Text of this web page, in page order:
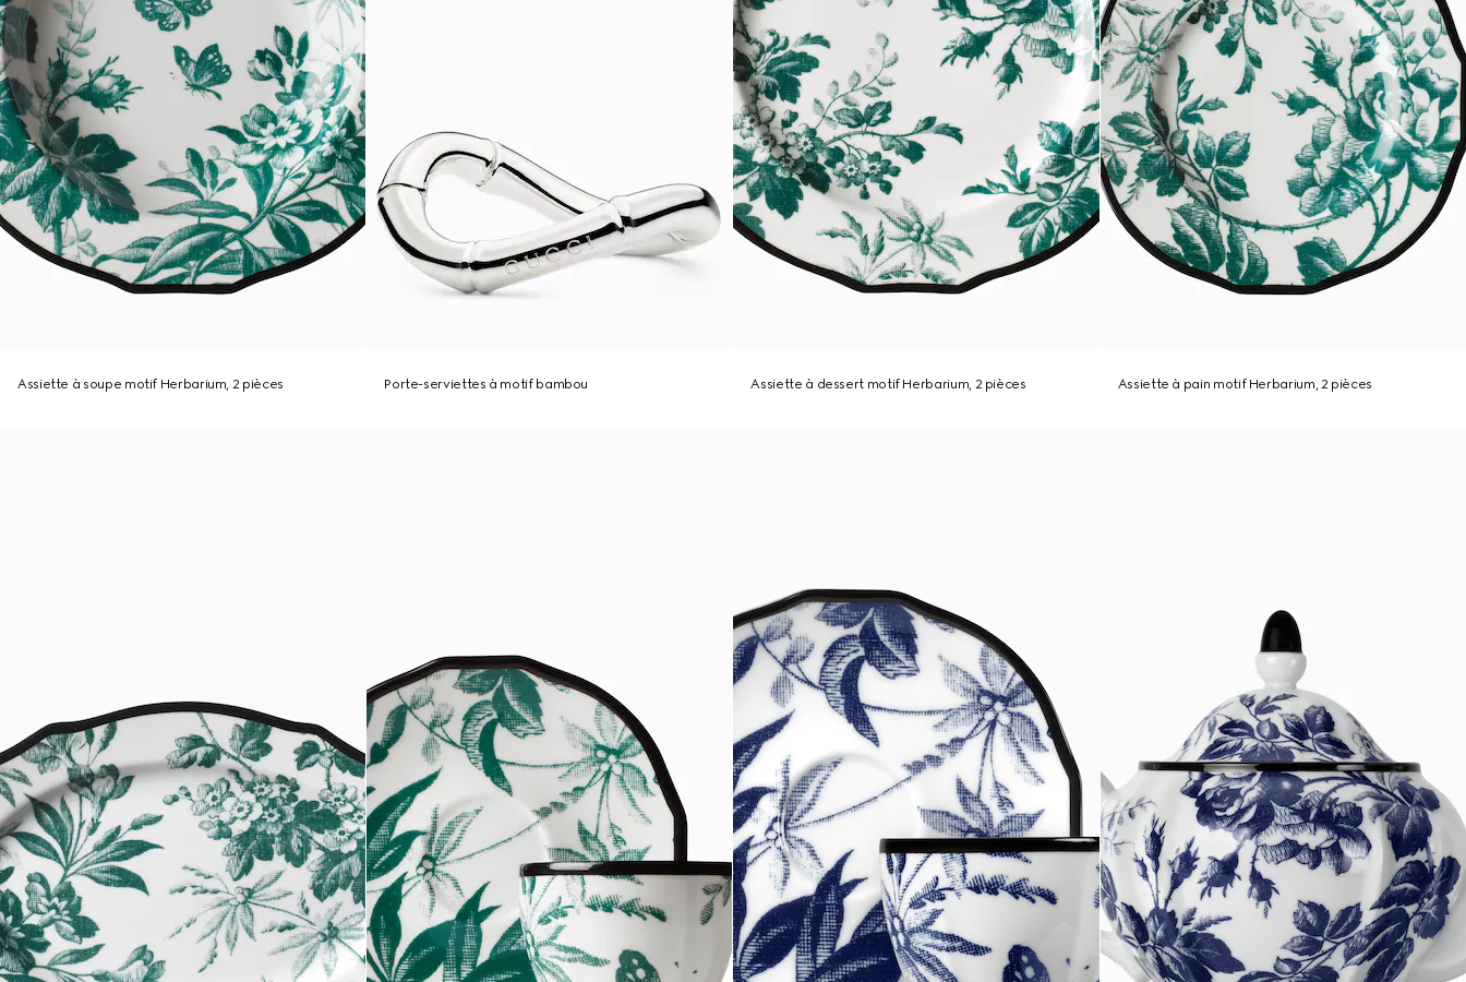
Assiette à soupe motif Herbarium, 2 pièces Porte-serviettes à motif bambou Assiette à dessert motif Herbarium, 2 pièces Assiette à pain motif Herbarium, 2 pièces